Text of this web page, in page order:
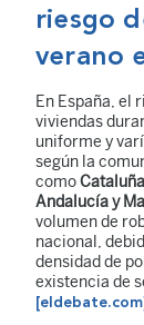
riesgo
verano
En España, el
viviendas
uniforme y
según la
como
Andalucía y
volumen de
nacional,
densidad de
existencia de
[eldebate.com]